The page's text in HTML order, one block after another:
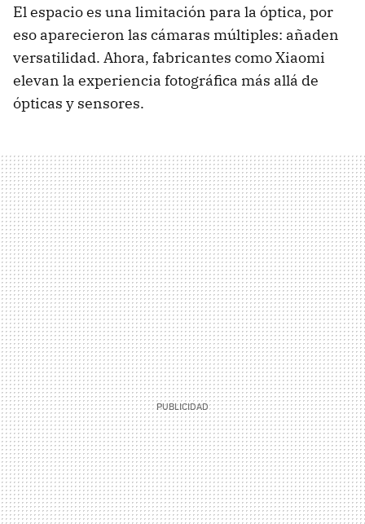
El espacio es una limitación para la óptica, por
eso aparecieron las cámaras múltiples: añaden
versatilidad. Ahora, fabricantes como Xiaomi
elevan la experiencia fotográfica más allá de
ópticas y sensores.